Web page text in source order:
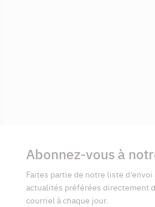
complémentaires
Abonnez-vous à
Faites partie de notre liste
actualités préférées directement
courriel à chaque jour.